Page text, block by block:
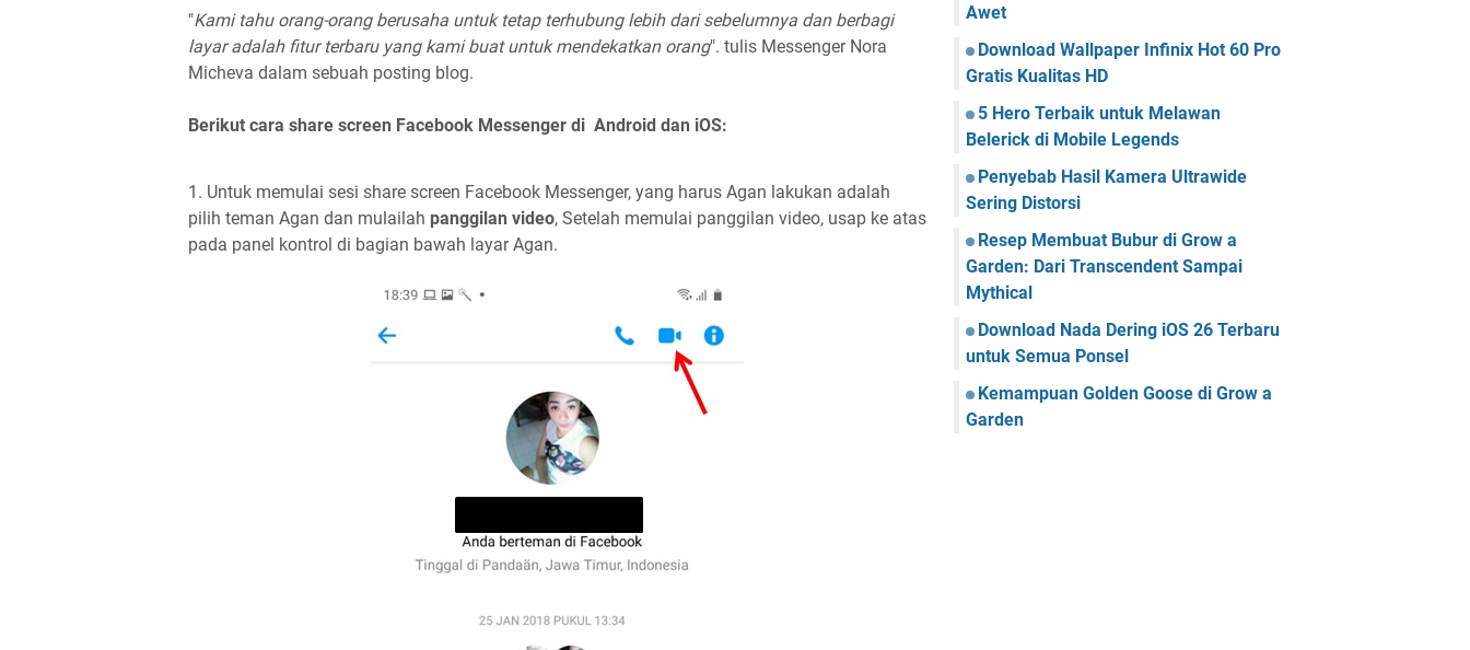
"Kami tahu orang-orang berusaha untuk tetap terhubung lebih dari sebelumnya dan berbagi
layar adalah fitur terbaru yang kami buat untuk mendekatkan orang". tulis Messenger Nora
Micheva dalam sebuah posting blog.
Berikut cara share screen Facebook Messenger di Android dan iOS:
1. Untuk memulai sesi share screen Facebook Messenger, yang harus Agan lakukan adalah
pilih teman Agan dan mulailah panggilan video, Setelah memulai panggilan video, usap ke atas
pada panel kontrol di bagian bawah layar Agan.
Awet
Download Wallpaper Infinix Hot 60 Pro
Gratis Kualitas HD
5 Hero Terbaik untuk Melawan
Belerick di Mobile Legends
Penyebab Hasil Kamera Ultrawide
Sering Distorsi
Resep Membuat Bubur di Grow a
Garden: Dari Transcendent Sampai
Mythical
Download Nada Dering iOS 26 Terbaru
untuk Semua Ponsel
Kemampuan Golden Goose di Grow a
Garden